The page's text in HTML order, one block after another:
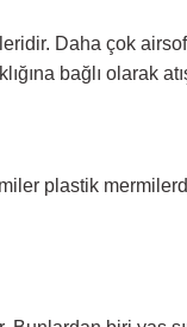
Daha çok
bağlı olarak
plastik